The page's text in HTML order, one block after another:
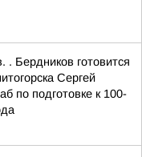
. Бердников готовится
Сергей
по подготовке к 100-